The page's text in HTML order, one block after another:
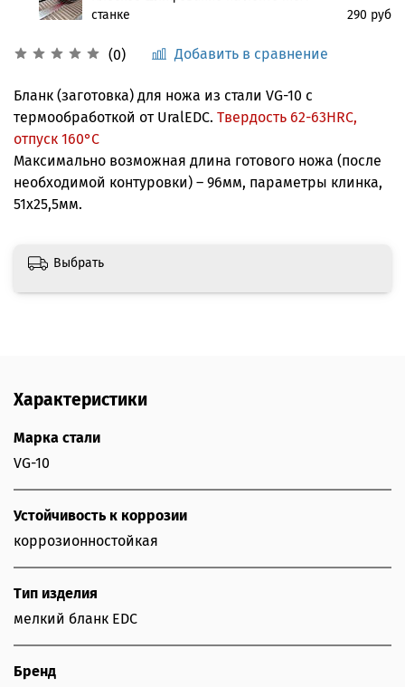
(0) Добавить в сравнение
станке
290 руб
Бланк (заготовка) для ножа из стали VG-10 с
термообработкой от UralEDC. Твердость 62-63HRС,
отпуск 160°С
Максимально возможная длина готового ножа (после
необходимой контуровки) – 96мм, параметры клинка,
51х25,5мм.
Выбрать
Характеристики
Марка стали
VG-10
Устойчивость к коррозии
коррозионностойкая
Тип изделия
мелкий бланк EDC
Бренд